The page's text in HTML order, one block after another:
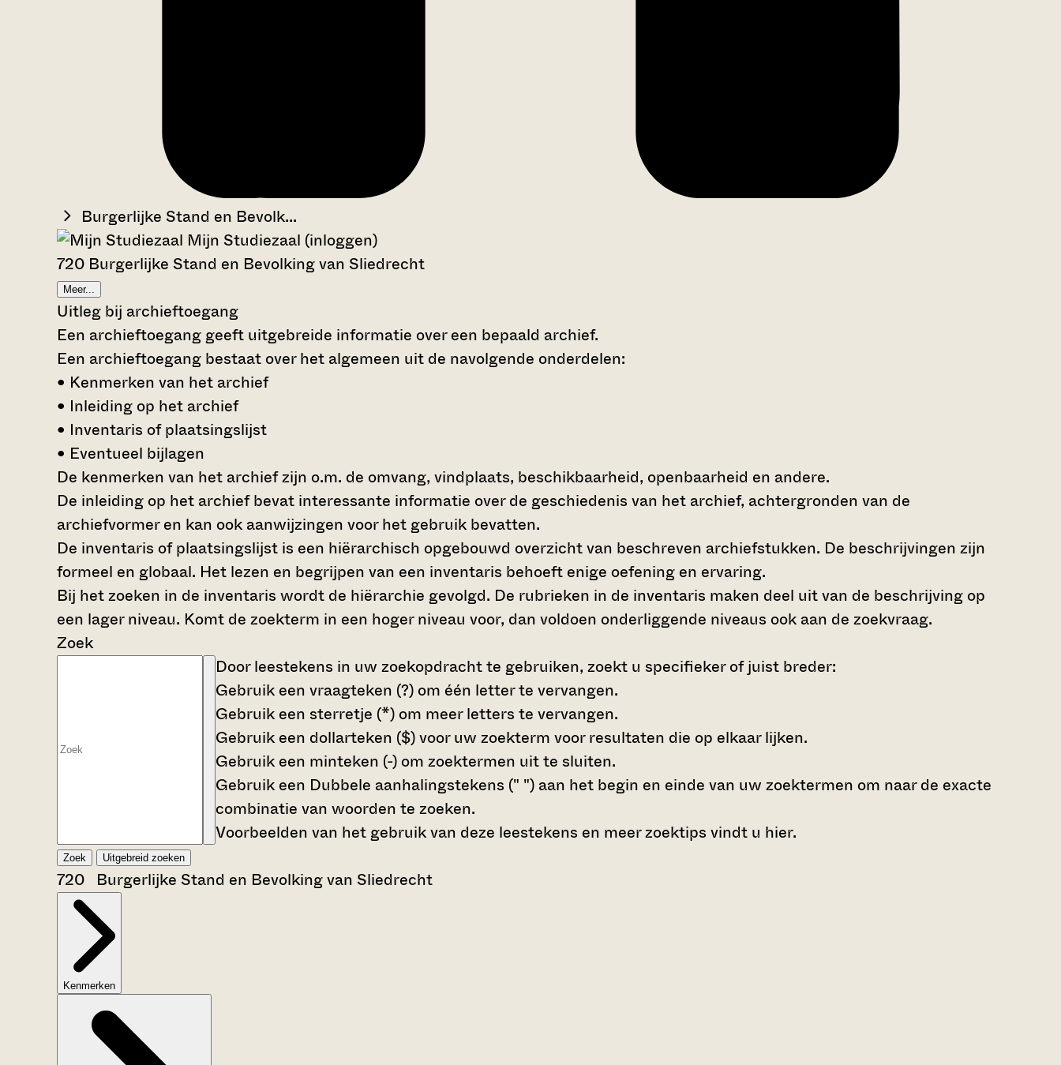
Burgerlijke Stand en Bevolk...
Mijn Studiezaal (inloggen)
720 Burgerlijke Stand en Bevolking van Sliedrecht
Meer...
Uitleg bij archieftoegang
Een archieftoegang geeft uitgebreide informatie over een bepaald archief.
Een archieftoegang bestaat over het algemeen uit de navolgende onderdelen:
• Kenmerken van het archief
• Inleiding op het archief
• Inventaris of plaatsingslijst
• Eventueel bijlagen
De kenmerken van het archief zijn o.m. de omvang, vindplaats, beschikbaarheid, openbaarheid en andere.
De inleiding op het archief bevat interessante informatie over de geschiedenis van het archief, achtergronden van de
archiefvormer en kan ook aanwijzingen voor het gebruik bevatten.
De inventaris of plaatsingslijst is een hiërarchisch opgebouwd overzicht van beschreven archiefstukken. De beschrijvingen zijn
formeel en globaal. Het lezen en begrijpen van een inventaris behoeft enige oefening en ervaring.
Bij het zoeken in de inventaris wordt de hiërarchie gevolgd. De rubrieken in de inventaris maken deel uit van de beschrijving op
een lager niveau. Komt de zoekterm in een hoger niveau voor, dan voldoen onderliggende niveaus ook aan de zoekvraag.
Zoek
Door leestekens in uw zoekopdracht te gebruiken, zoekt u specifieker of juist breder:
Gebruik een vraagteken (?) om één letter te vervangen.
Gebruik een sterretje (*) om meer letters te vervangen.
Gebruik een dollarteken ($)voor uw zoekterm voor resultaten die op elkaar lijken.
Gebruik een minteken (-) om zoektermen uit te sluiten.
Gebruik een Dubbele aanhalingstekens (" ") aan het begin en einde van uw zoektermen om naar de exacte
combinatie van woorden te zoeken.
Voorbeelden van het gebruik van deze leestekens en meer zoektips vindt u hier.
Zoek Uitgebreid zoeken
720 Burgerlijke Stand en Bevolking van Sliedrecht
Kenmerken